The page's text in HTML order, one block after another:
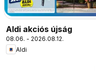
Aldi akciós újság
08.06. - 2026.08.12.
Aldi